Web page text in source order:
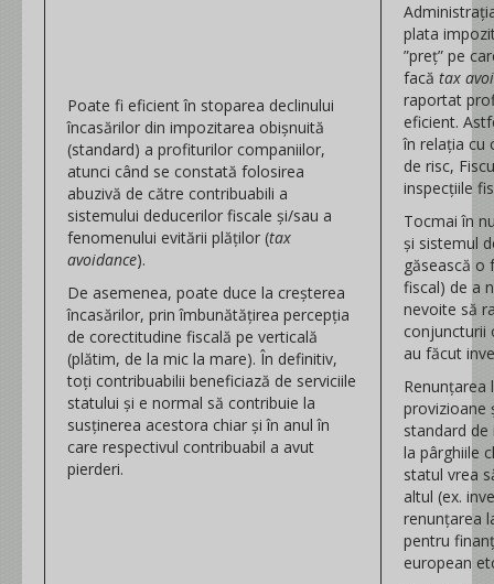
Poate fi eficient în stoparea declinului
încasărilor din impozitarea obișnuită
(standard) a profiturilor companiilor,
atunci când se constată folosirea
abuzivă de către contribuabili a
sistemului deducerilor fiscale și/sau a
fenomenului evitării plăților (tax
avoidance).
De asemenea, poate duce la creșterea
încasărilor, prin îmbunătățirea percepția
de corectitudine fiscală pe verticală
(plătim, de la mic la mare). În definitiv,
toți contribuabilii beneficiază de serviciile
statului și e normal să contribuie la
susținerea acestora chiar și în anul în
care respectivul contribuabil a avut
pierderi.
plata
”preț” pe
facă tax
raportat
eficient.
în relația cu
de risc,
inspecțiile
Tocmai în
și sistemul
găsească o
fiscal) de a
nevoite să
conjuncturii
au făcut
Renunțarea
provizioane
standard
la pârghiile
statul vrea
altul (ex.
renunțarea
pentru
european